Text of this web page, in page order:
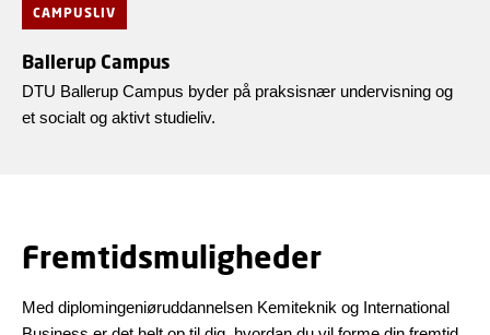
CAMPUSLIV
Ballerup Campus
DTU Ballerup Campus byder på praksisnær undervisning og
et socialt og aktivt studieliv.
Fremtidsmuligheder
Med diplomingeniøruddannelsen Kemiteknik og International